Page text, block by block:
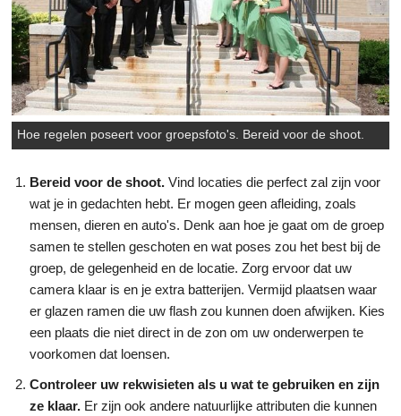
Hoe regelen poseert voor groepsfoto's. Bereid voor de shoot.
Bereid voor de shoot. Vind locaties die perfect zal zijn voor
wat je in gedachten hebt. Er mogen geen afleiding, zoals
mensen, dieren en auto's. Denk aan hoe je gaat om de groep
samen te stellen geschoten en wat poses zou het best bij de
groep, de gelegenheid en de locatie. Zorg ervoor dat uw
camera klaar is en je extra batterijen. Vermijd plaatsen waar
er glazen ramen die uw flash zou kunnen doen afwijken. Kies
een plaats die niet direct in de zon om uw onderwerpen te
voorkomen dat loensen.
Controleer uw rekwisieten als u wat te gebruiken en zijn
ze klaar. Er zijn ook andere natuurlijke attributen die kunnen